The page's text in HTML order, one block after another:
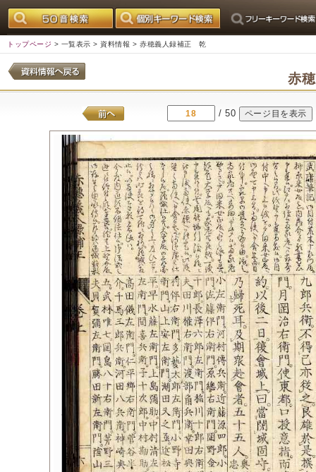
トップページ > 一覧表示 > 資料情報 > 赤穂義人録補正 乾
赤
/ 50